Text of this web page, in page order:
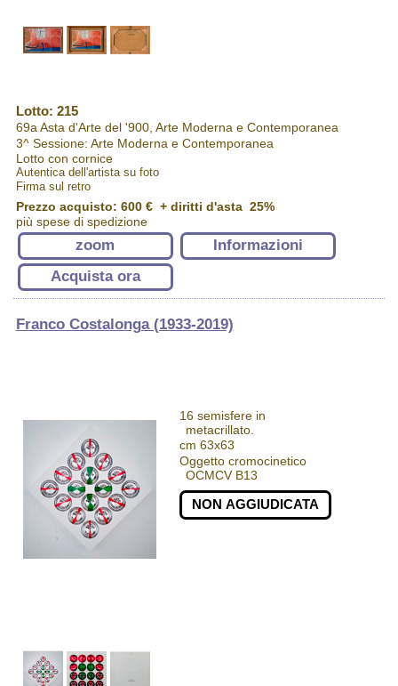
Lotto: 215
69a Asta d'Arte del '900, Arte Moderna e Contemporanea
3^ Sessione: Arte Moderna e Contemporanea
Lotto con cornice
Autentica dell'artista su foto
Firma sul retro
Prezzo acquisto: 600 €+ diritti d'asta 25%
più spese di spedizione
zoom
Informazioni
Acquista ora
Franco Costalonga (1933-2019)
16 semisfere in
metacrillato.
cm 63x63
Oggetto cromocinetico
OCMCV B13
NON AGGIUDICATA